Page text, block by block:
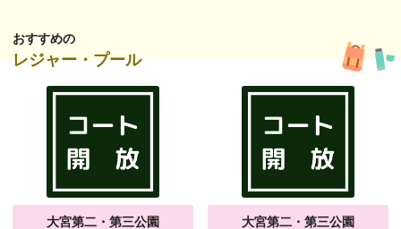
おすすめの
レジャー・プール
大宮第二・第三公園 大宮第二・第三公園